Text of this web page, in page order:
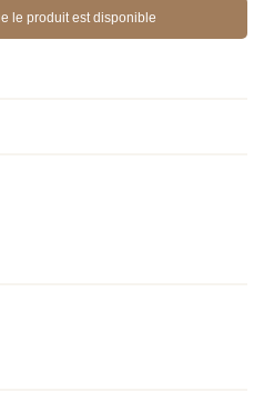
le produit est disponible